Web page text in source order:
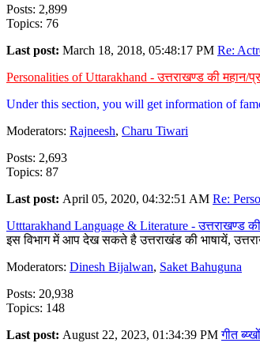
Posts: 2,899
Topics: 76
Last post: March 18, 2018, 05:48:17 PM Re:
Personalities of Uttarakhand - उत्तराखण्ड की महान/
Under this section, you will get information of
Moderators: Rajneesh, Charu Tiwari
Posts: 2,693
Topics: 87
Last post: April 05, 2020, 04:32:51 AM Re:
Utttarakhand Language & Literature - उत्तराखण्ड की
इस विभाग में आप देख सकते है उत्तराखंड की भाषायें,
Moderators: Dinesh Bijalwan, Saket Bahuguna
Posts: 20,938
Topics: 148
Last post: August 22, 2023, 01:34:39 PMगीत